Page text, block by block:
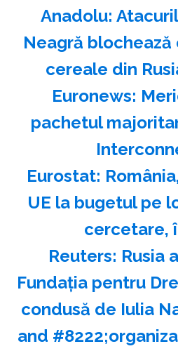
Anadolu:
Neagră
cereale din
Euronews:
pachetul
Eurostat:
UE la bugetul pe
cercetare,
Reuters: Rusia
Fundaţia pentru
condusă de Iulia
and